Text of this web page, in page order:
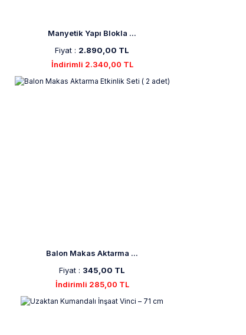
Manyetik Yapı Blokla ...
Fiyat : 2.890,00 TL
İndirimli 2.340,00 TL
Balon Makas Aktarma ...
Fiyat : 345,00 TL
İndirimli 285,00 TL